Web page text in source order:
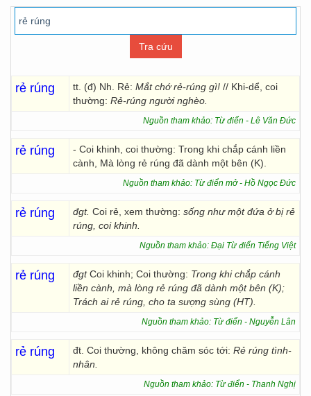
rẻ rúng tt. (đ) Nh. Rẻ: Mắt chớ rẻ-rúng gì! // Khi-dể, coi
thường: Rẻ-rúng người nghèo.
Nguồn tham khảo: Từ điển - Lê Văn Đức
rẻ rúng
- Coi khinh, coi thường: Trong khi chắp cánh liền
cành, Mà lòng rẻ rúng đã dành một bên (K).
Nguồn tham khảo: Từ điển mở - Hồ Ngọc Đức
rẻ rúng đgt. Coi rẻ, xem thường: sống như một đứa ở bị rẻ
rúng, coi khinh.
Nguồn tham khảo: Đại Từ điển Tiếng Việt
rẻ rúng đgtCoi khinh; Coi thường: Trong khi chắp cánh
liền cành, mà lòng rẻ rúng đã dành một bên (K);
Trách ai rẻ rúng, cho ta sượng sùng (HT).
Nguồn tham khảo: Từ điển - Nguyễn Lân
rẻ rúng đt. Coi thường, không chăm sóc tới: Rẻ rúng tình-
nhân.
Nguồn tham khảo: Từ điển - Thanh Nghị